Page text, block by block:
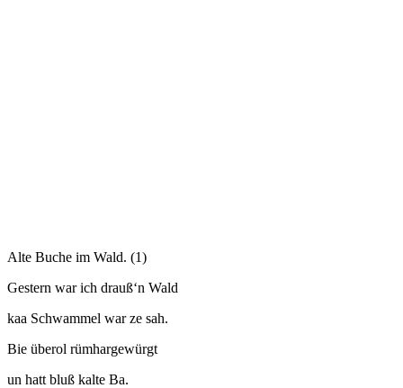
Alte Buche im Wald. (1)
Gestern war ich drauß‘n Wald
kaa Schwammel war ze sah.
Bie überol rümhargewürgt
un hatt bluß kalte Ba.